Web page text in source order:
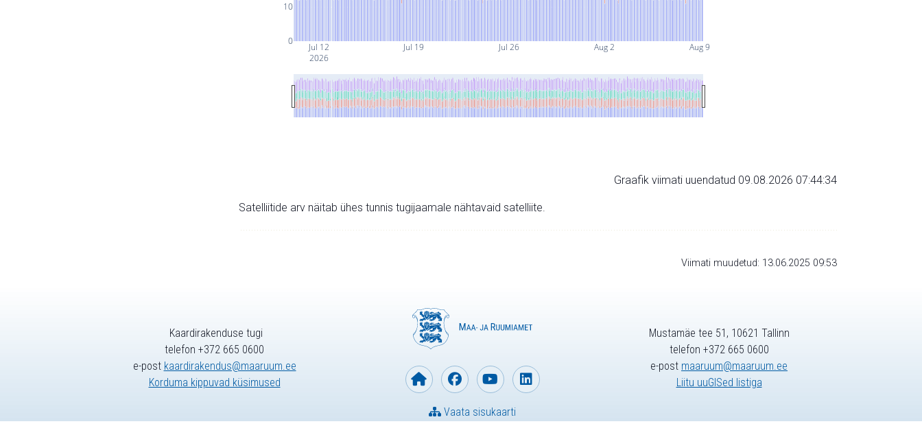
Jul 12
2026
Jul 19 Jul 26 Aug 2 Aug 9
0
10
Graafik viimati uuendatud 09.08.2026 07:44:34
Satelliitide arv näitab ühes tunnis tugijaamale nähtavaid satelliite.
Viimati muudetud: 13.06.2025 09:53
Kaardirakenduse tugi
telefon +372 665 0600
e-post kaardirakendus@maaruum.ee
Korduma kippuvad küsimused
Vaata sisukaarti
Mustamäe tee 51, 10621 Tallinn
telefon +372 665 0600
e-post maaruum@maaruum.ee
Liitu uuGISed listiga